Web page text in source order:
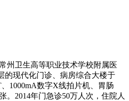
州卫生高等职业技术学校附属医
的现代化门诊、病房综合大楼于
1000mA数字X线拍片机、胃肠
2014年门急诊50万人次，住院人